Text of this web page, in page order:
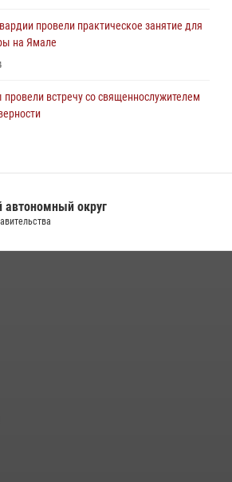
провели практическое занятие для
на Ямале
встречу со священнослужителем
продолжаются на Ямале
округ